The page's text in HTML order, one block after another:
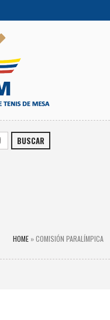
BUSCAR
HOME»COMISIÓN PARALÍMPICA